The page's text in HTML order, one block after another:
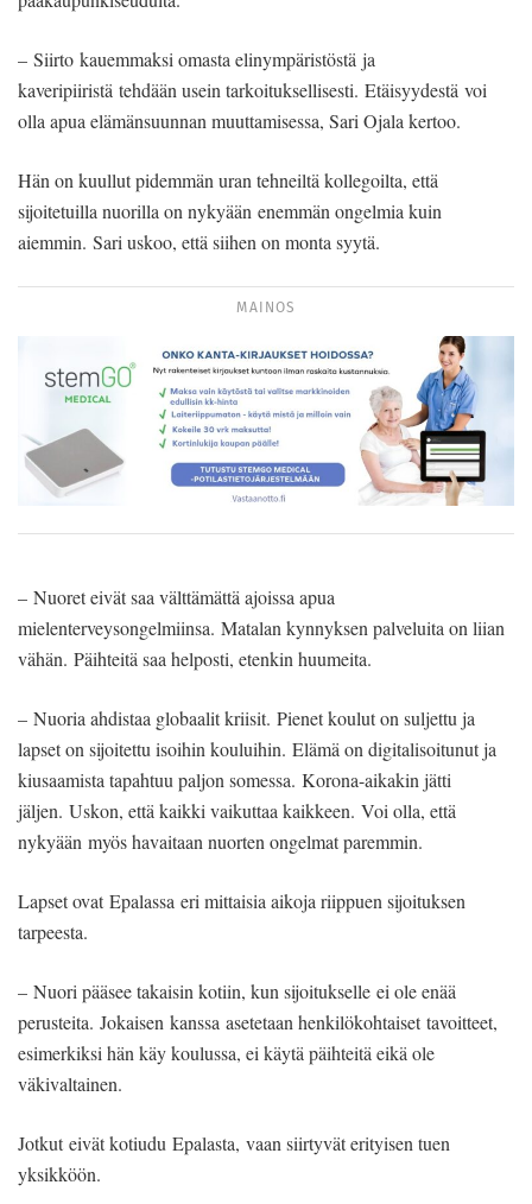
– Siirto kauemmaksi omasta elinympäristöstä ja
kaveripiiristä tehdään usein tarkoituksellisesti. Etäisyydestä voi
olla apua elämänsuunnan muuttamisessa, Sari Ojala kertoo.
Hän on kuullut pidemmän uran tehneiltä kollegoilta, että
sijoitetuilla nuorilla on nykyään enemmän ongelmia kuin
aiemmin. Sari uskoo, että siihen on monta syytä.
MAINOS
– Nuoret eivät saa välttämättä ajoissa apua
mielenterveysongelmiinsa. Matalan kynnyksen palveluita on liian
vähän. Päihteitä saa helposti, etenkin huumeita.
– Nuoria ahdistaa globaalit kriisit. Pienet koulut on suljettu ja
lapset on sijoitettu isoihin kouluihin. Elämä on digitalisoitunut ja
kiusaamista tapahtuu paljon somessa. Korona-aikakin jätti
jäljen. Uskon, että kaikki vaikuttaa kaikkeen. Voi olla, että
nykyään myös havaitaan nuorten ongelmat paremmin.
Lapset ovat Epalassa eri mittaisia aikoja riippuen sijoituksen
tarpeesta.
– Nuori pääsee takaisin kotiin, kun sijoitukselle ei ole enää
perusteita. Jokaisen kanssa asetetaan henkilökohtaiset tavoitteet,
esimerkiksi hän käy koulussa, ei käytä päihteitä eikä ole
väkivaltainen.
Jotkut eivät kotiudu Epalasta, vaan siirtyvät erityisen tuen
yksikköön.